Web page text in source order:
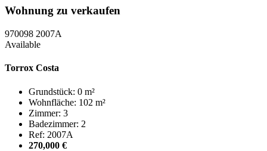
Wohnung zu verkaufen
970098 2007A
Available
Torrox Costa
Grundstück: 0 m²
Wohnfläche: 102 m²
Zimmer: 3
Badezimmer: 2
Ref: 2007A
270,000 €